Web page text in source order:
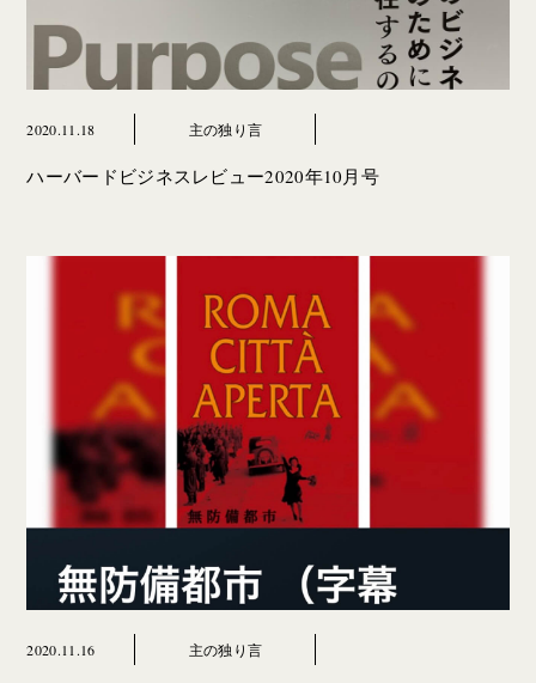
2020.11.18 主の独り言
ハーバードビジネスレビュー2020年10月号
2020.11.16 主の独り言